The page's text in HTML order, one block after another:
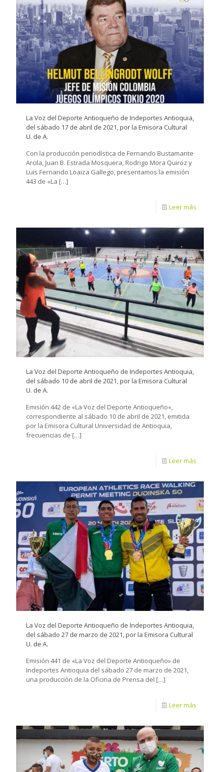
La Voz del Deporte Antioqueño de Indeportes Antioquia,
del sábado 17 de abril de 2021, por la Emisora Cultural
U. de A.
Con la producción periodística de Fernando Bustamante
Arcila, Juan B. Estrada Mosquera, Rodrigo Mora Quiroz y
Luis Fernando Loaiza Gallego, presentamos la emisión
443 de «La […]
Leer más
La Voz del Deporte Antioqueño de Indeportes Antioquia,
del sábado 10 de abril de 2021, por la Emisora Cultural
U. de A.
Emisión 442 de «La Voz del Deporte Antioqueño«,
correspondiente al sábado 10 de abril de 2021, emitida
por la Emisora Cultural Universidad de Antioquia,
frecuencias de […]
Leer más
La Voz del Deporte Antioqueño de Indeportes Antioquia,
del sábado 27 de marzo de 2021, por la Emisora Cultural
U. de A.
Emisión 441 de «La Voz del Deporte Antioqueño» de
Indeportes Antioquia del sábado 27 de marzo de 2021,
una producción de la Oficina de Prensa del […]
Leer más